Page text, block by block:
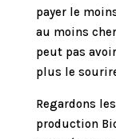
payer le
au moins
peut pas
plus le
Regardons
production